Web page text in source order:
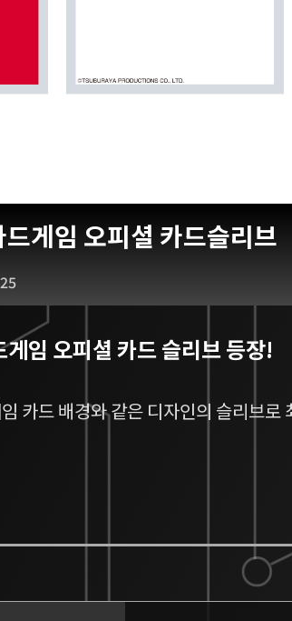
게임 오피셜 카드슬리브
임 오피셜 카드 슬리브 등장!
카드 배경와 같은 디자인의 슬리브로